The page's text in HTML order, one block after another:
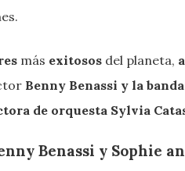
más exitosos del planeta,
Benny Benassi y la
de orquesta Sylvia
Benassi y Sophie